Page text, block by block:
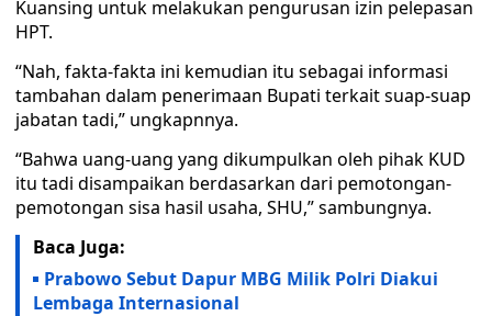
Kuansing untuk melakukan pengurusan izin pelepasan
HPT.
“Nah, fakta-fakta ini kemudian itu sebagai informasi
tambahan dalam penerimaan Bupati terkait suap-suap
jabatan tadi,” ungkapnnya.
“Bahwa uang-uang yang dikumpulkan oleh pihak KUD
itu tadi disampaikan berdasarkan dari pemotongan-
pemotongan sisa hasil usaha, SHU,” sambungnya.
Baca Juga:
Prabowo Sebut Dapur MBG Milik Polri Diakui
Lembaga Internasional